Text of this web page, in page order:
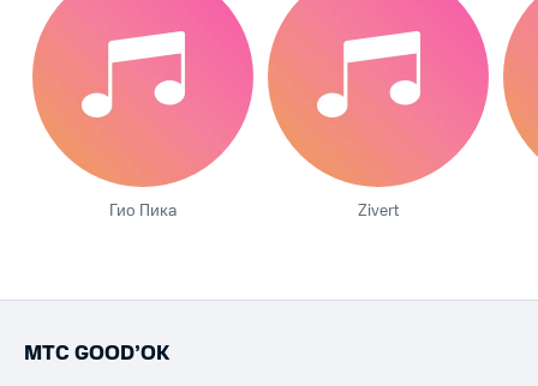
Гио Пика Zivert
МТС GOOD’OK